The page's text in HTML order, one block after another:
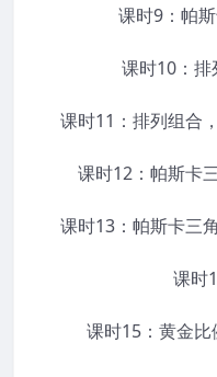
课时9：帕
课时10：
课时11：排列组合
课时12：帕斯卡
课时13：帕斯卡三
课时
课时15：黄金